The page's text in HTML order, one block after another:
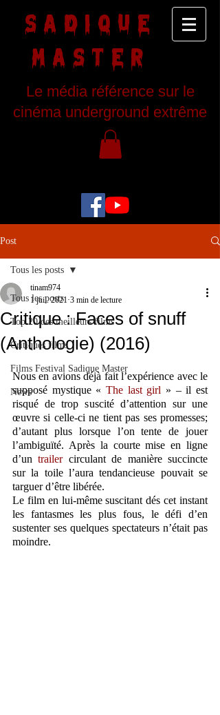
SADIQUE
MASTER
Le média référence sur le
cinéma underground extrême
Post
Tous les posts
Top 20 des meilleurs films
Critiques films
Films Festival Sadique Master
News
Tous les posts
Critique : Faces of snuff
(Anthologie) (2016)
tinam974
1 juil. 2021 3 min de lecture
Nous en avions déjà fait l’expérience avec le
supposé mystique « The last girl » – il est
risqué de trop suscité d’attention sur une
œuvre si celle-ci ne tient pas ses promesses;
d’autant plus lorsque l’on tente de jouer
l’ambiguïté. Après la courte mise en ligne
d’un trailer circulant de manière succincte
sur la toile l’aura tendancieuse pouvait se
targuer d’être libérée.
Le film en lui-même suscitant dés cet instant
les fantasmes les plus fous, le défi d’en
sustenter ses quelques spectateurs n’était pas
moindre.